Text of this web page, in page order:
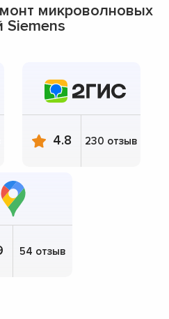
микроволновых
Siemens
4.8 230 отзыв
54 отзыв